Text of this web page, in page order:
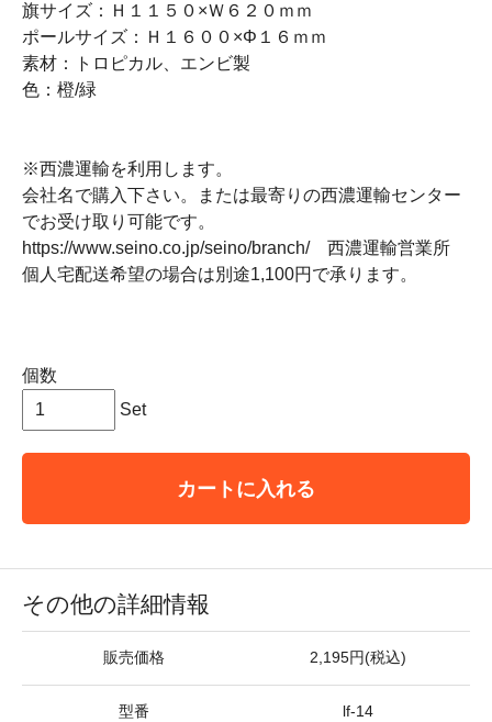
旗サイズ：Ｈ１１５０×Ｗ６２０ｍｍ
ポールサイズ：Ｈ１６００×Φ１６ｍｍ
素材：トロピカル、エンビ製
色：橙/緑
※西濃運輸を利用します。
会社名で購入下さい。または最寄りの西濃運輸センター
でお受け取り可能です。
https://www.seino.co.jp/seino/branch/ 西濃運輸営業所
個人宅配送希望の場合は別途1,100円で承ります。
個数
Set
カートに入れる
その他の詳細情報
販売価格 2,195円(税込)
型番 lf-14